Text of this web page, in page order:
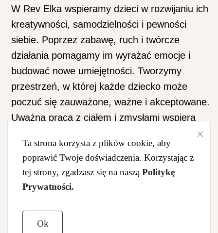
W Rev Elka wspieramy dzieci w rozwijaniu ich
kreatywności, samodzielności i pewności
siebie. Poprzez zabawę, ruch i twórcze
działania pomagamy im wyrażać emocje i
budować nowe umiejętności. Tworzymy
przestrzeń, w której każde dziecko może
poczuć się zauważone, ważne i akceptowane.
Uważna praca z ciałem i zmysłami wspiera
To miejsce, w którym najmłodsi mogą uczyć
się, odkrywać i czerpać radość z bycia sobą.
W Rev Elka towarzyszymy dzieciom w ich
harmonijnym rozwoju każdego dnia.
Zobacz, jak wspieramy rozwój dziecka
Ta strona korzysta z plików cookie, aby
poprawić Twoje doświadczenia. Korzystając z
tej strony, zgadzasz się na naszą Politykę
Prywatności.
Ok